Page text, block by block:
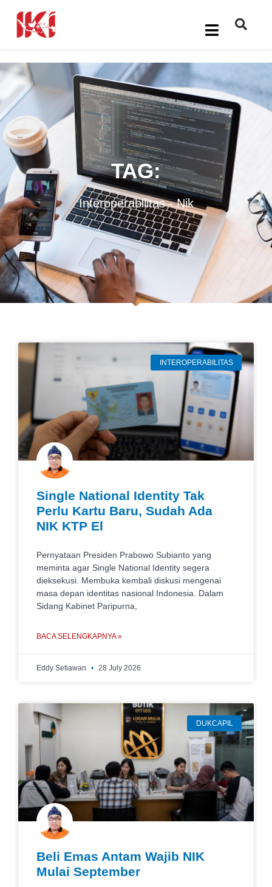
TAG:
Interoperabilitas-Nik
INTEROPERABILITAS
Single National Identity Tak
Perlu Kartu Baru, Sudah Ada
NIK KTP El
Pernyataan Presiden Prabowo Subianto yang
meminta agar Single National Identity segera
dieksekusi. Membuka kembali diskusi mengenai
masa depan identitas nasional Indonesia. Dalam
Sidang Kabinet Paripurna,
BACA SELENGKAPNYA »
Eddy Setiawan 28 July 2026
DUKCAPIL
Beli Emas Antam Wajib NIK
Mulai September